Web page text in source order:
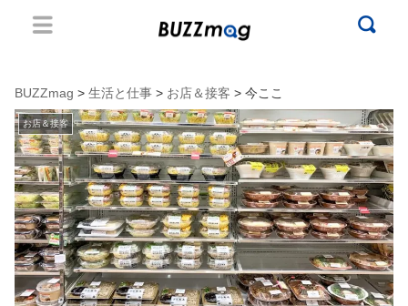
BUZZmag > 生活と仕事 > お店＆接客 > 今ここ
お店＆接客